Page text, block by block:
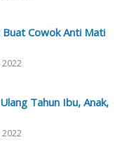
Cowok Anti Mati
2022
Tahun Ibu, Anak,
2022